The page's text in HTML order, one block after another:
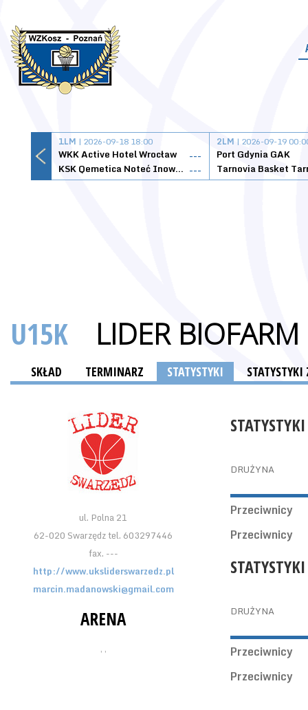
1LM | 2026-09-18 18:00
WKK Active Hotel Wrocław
---
KSK Qemetica Noteć Inowrocław ---
2LM | 2026-09-19
Port Gdynia GAK
U15K LIDER
SKŁAD TERMINARZ STATYSTYKI
ul. Polna 21
62-020 Swarzędz tel. 603297446
fax. ---
http://www.uksliderswarzedz.pl
marcin.madanowski@gmail.com
ARENA
, ,
DRUŻYNA
Przeciwnicy
Przeciwnicy
DRUŻYNA
Przeciwnicy
Przeciwnicy